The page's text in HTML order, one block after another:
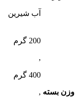
آب شیرین
وزن بسته
200 گرم
,
400 گرم
,